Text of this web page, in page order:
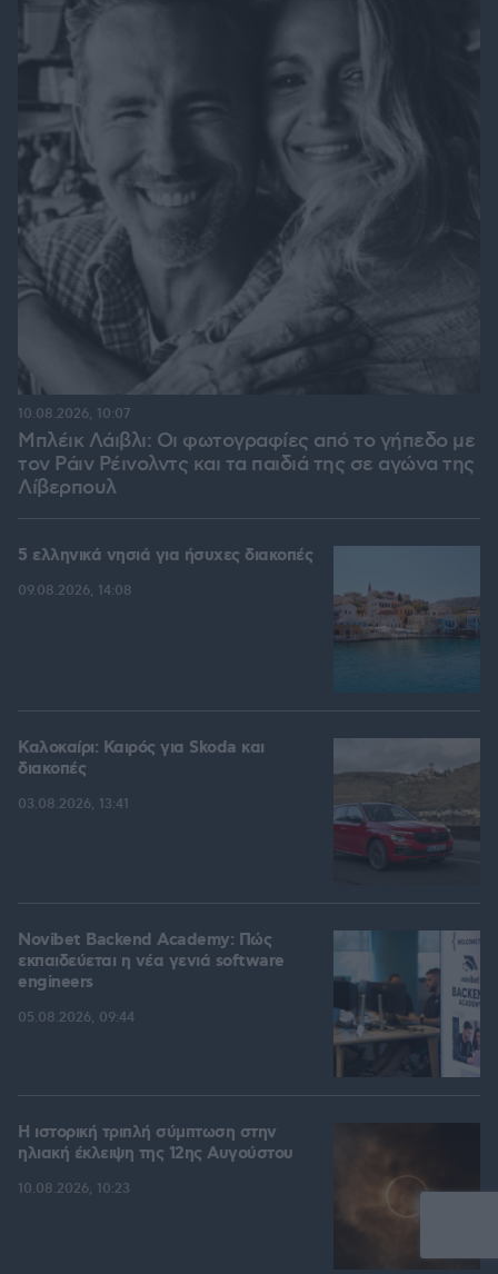
Μπλέικ Λάιβλι: Οι φωτογραφίες από το γήπεδο με
τον Ράιν Ρέινολντς και τα παιδιά της σε αγώνα της
Λίβερπουλ
10.08.2026, 10:07
5 ελληνικά νησιά για ήσυχες διακοπές
09.08.2026, 14:08
Καλοκαίρι: Καιρός για Skoda και
διακοπές
03.08.2026, 13:41
Novibet Backend Academy: Πώς
εκπαιδεύεται η νέα γενιά software
engineers
05.08.2026, 09:44
Η ιστορική τριπλή σύμπτωση στην
ηλιακή έκλειψη της 12ης Αυγούστου
10.08.2026, 10:23